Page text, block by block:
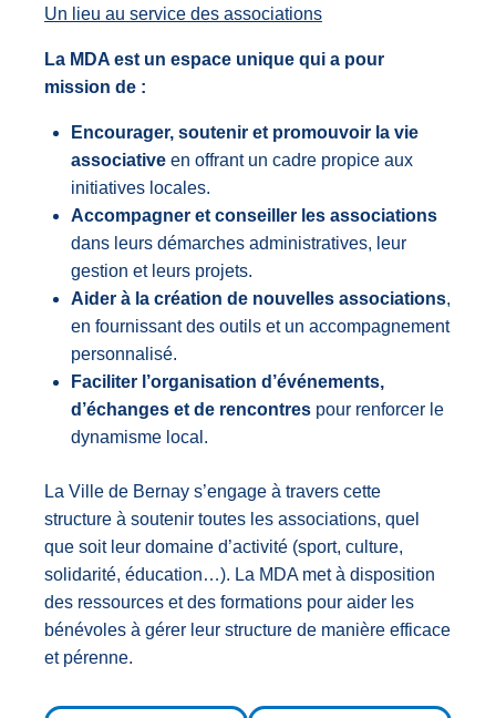
Un lieu au service des associations
La MDA est un espace unique qui a pour
mission de :
Encourager, soutenir et promouvoir la vie
associative en offrant un cadre propice aux
initiatives locales.
Accompagner et conseiller les associations
dans leurs démarches administratives, leur
gestion et leurs projets.
Aider à la création de nouvelles associations,
en fournissant des outils et un accompagnement
personnalisé.
Faciliter l’organisation d’événements,
d’échanges et de rencontres pour renforcer le
dynamisme local.
La Ville de Bernay s’engage à travers cette
structure à soutenir toutes les associations, quel
que soit leur domaine d’activité (sport, culture,
solidarité, éducation…). La MDA met à disposition
des ressources et des formations pour aider les
bénévoles à gérer leur structure de manière efficace
et pérenne.